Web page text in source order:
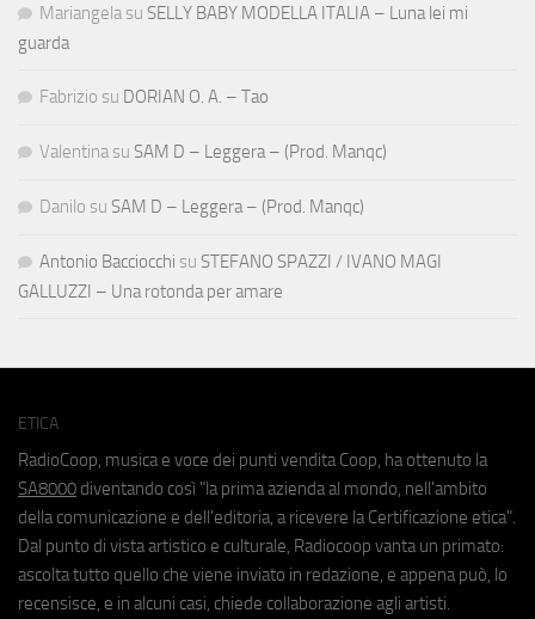
Mariangela su SELLY BABY MODELLA ITALIA – Luna lei mi
guarda
Fabrizio su DORIAN O. A. – Tao
Valentina su SAM D – Leggera – (Prod. Manqc)
Danilo su SAM D – Leggera – (Prod. Manqc)
Antonio Bacciocchi su STEFANO SPAZZI / IVANO MAGI
GALLUZZI – Una rotonda per amare
ETICA
RadioCoop, musica e voce dei punti vendita Coop, ha ottenuto la
SA8000 diventando così "la prima azienda al mondo, nell'ambito
della comunicazione e dell'editoria, a ricevere la Certificazione etica".
Dal punto di vista artistico e culturale, Radiocoop vanta un primato:
ascolta tutto quello che viene inviato in redazione, e appena può, lo
recensisce, e in alcuni casi, chiede collaborazione agli artisti.